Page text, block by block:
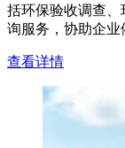
括环保验收调查
询服务，协助企业
查看详情